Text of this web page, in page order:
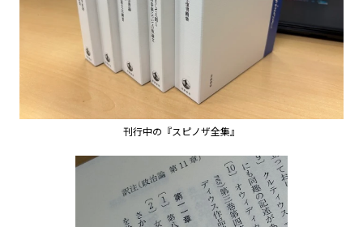
刊行中の『スピノザ全集』